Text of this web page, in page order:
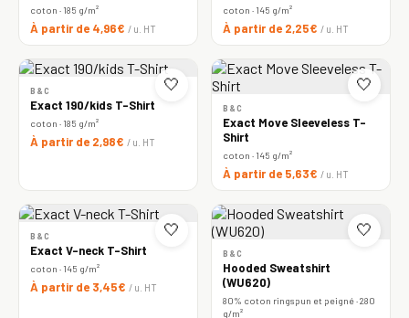
coton · 185 g/m²
À partir de 4,96€ / u. HT
coton · 145 g/m²
À partir de 2,25€ / u. HT
🤍
B&C
Exact 190/kids T-Shirt
coton · 185 g/m²
À partir de 2,98€ / u. HT
🤍
B&C
Exact Move Sleeveless T-
Shirt
coton · 145 g/m²
À partir de 5,63€ / u. HT
🤍
B&C
Exact V-neck T-Shirt
coton · 145 g/m²
À partir de 3,45€ / u. HT
🤍
B&C
Hooded Sweatshirt
(WU620)
80% coton ringspun et peigné · 280
g/m²